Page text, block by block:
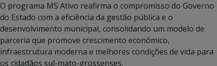
O programa MS Ativo reafirma o compromisso do Governo
do Estado com a eficiência da gestão pública e o
desenvolvimento municipal, consolidando um modelo de
parceria que promove crescimento econômico,
infraestrutura moderna e melhores condições de vida para
os cidadãos sul-mato-grossenses.